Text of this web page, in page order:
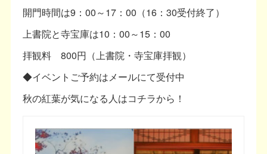
開門時間は9：00～17：00（16：30受付終了）
上書院と寺宝庫は10：00～15：00
拝観料 800円（上書院・寺宝庫拝観）
◆イベントご予約はメールにて受付中
秋の紅葉が気になる人はコチラから！